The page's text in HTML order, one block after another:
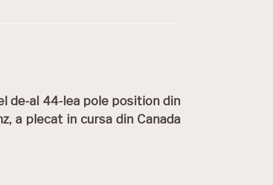
de-al 44-lea pole position din
a plecat in cursa din Canada